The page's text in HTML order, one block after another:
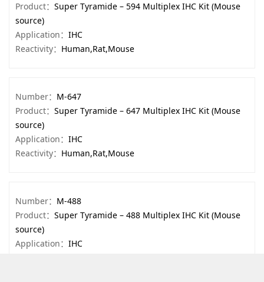
Product： Super Tyramide – 594 Multiplex IHC Kit (Mouse
source)
Application： IHC
Reactivity： Human,Rat,Mouse
Number： M-647
Product： Super Tyramide – 647 Multiplex IHC Kit (Mouse
source)
Application： IHC
Reactivity： Human,Rat,Mouse
Number： M-488
Product： Super Tyramide – 488 Multiplex IHC Kit (Mouse
source)
Application： IHC